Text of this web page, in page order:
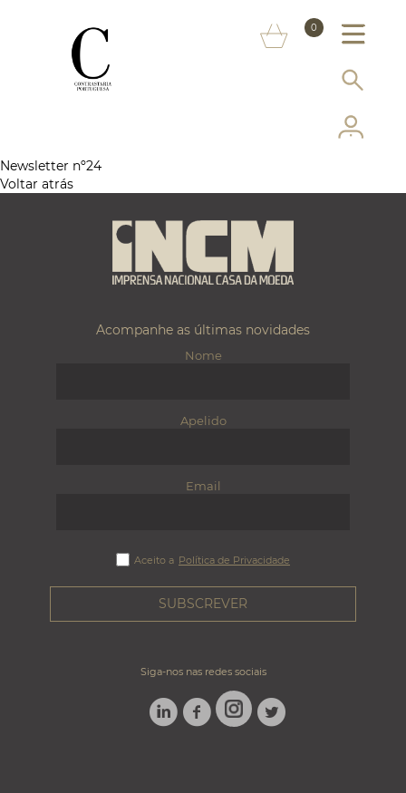
0
SERVIÇOS
MAIS CONTRASTARIA
LOJA ONLINE
Newsletter nº24
Voltar atrás
Acompanhe as últimas novidades
Nome
Apelido
Email
Aceito a Política de Privacidade
Siga-nos nas redes sociais
LINKEDINFACEBOOK
INSTAGRAM
TWITTER